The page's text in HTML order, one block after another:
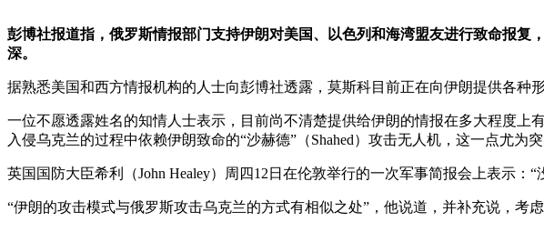
彭博社报道指，俄罗斯情报部门支持伊朗对美国、以色列和海湾盟友进行致命报
深。
据熟悉美国和西方情报机构的人士向彭博社透露，莫斯科目前正在向伊朗提供各种
一位不愿透露姓名的知情人士表示，目前尚不清楚提供给伊朗的情报在多大程度
入侵乌克兰的过程中依赖伊朗致命的“沙赫德”（Shahed）攻击无人机，这一点尤为突
英国国防大臣希利（John Healey）周四12日在伦敦举行的一次军事简报会上表示
“伊朗的攻击模式与俄罗斯攻击乌克兰的方式有相似之处”，他说道，并补充说，考